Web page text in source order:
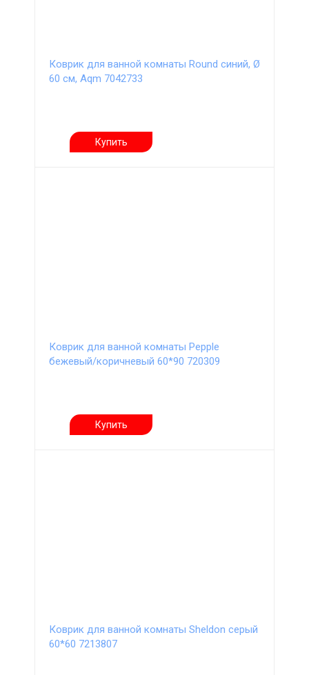
Коврик для ванной комнаты Round синий, Ø
60 см, Aqm 7042733
Купить
Коврик для ванной комнаты Pepple
бежевый/коричневый 60*90 720309
Купить
Коврик для ванной комнаты Sheldon серый
60*60 7213807